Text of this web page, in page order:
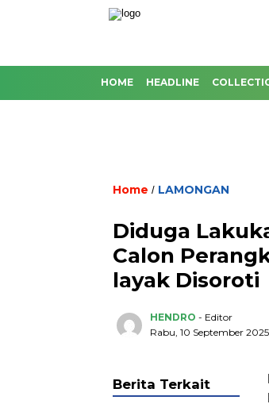
HOME HEADLINE
Home / LAMONGAN
Diduga
Calon
layak Disoroti
HENDRO - Editor
Rabu, 10 September
Berita Terkait